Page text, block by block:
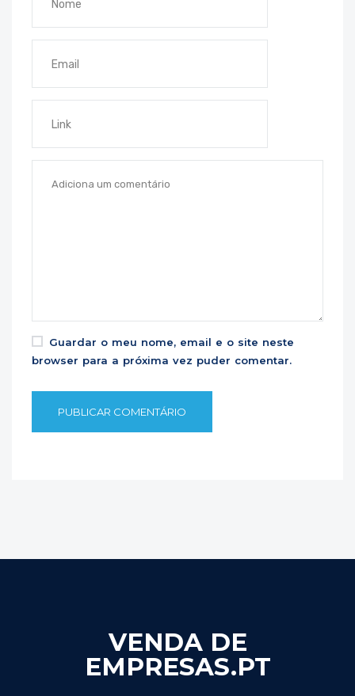
Guardar o meu nome, email e o site neste
browser para a próxima vez puder comentar.
VENDA DE
EMPRESAS.PT